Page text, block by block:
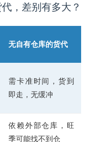
，差别有多大？
无自有仓库的货代
需卡准时间，货到
即走，无缓冲
依赖外部仓库，旺
季可能找不到仓